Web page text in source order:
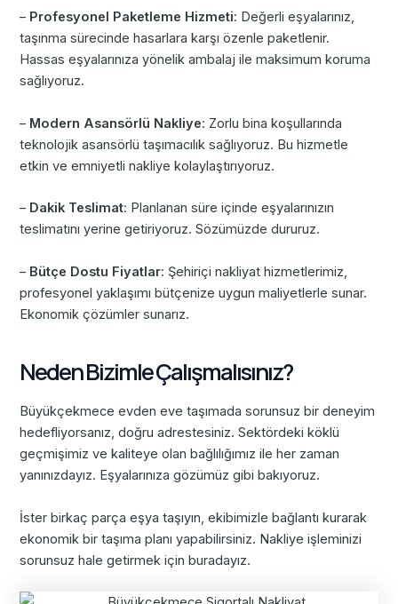
– Profesyonel Paketleme Hizmeti: Değerli eşyalarınız,
taşınma sürecinde hasarlara karşı özenle paketlenir.
Hassas eşyalarınıza yönelik ambalaj ile maksimum koruma
sağlıyoruz.
– Modern Asansörlü Nakliye: Zorlu bina koşullarında
teknolojik asansörlü taşımacılık sağlıyoruz. Bu hizmetle
etkin ve emniyetli nakliye kolaylaştırıyoruz.
– Dakik Teslimat: Planlanan süre içinde eşyalarınızın
teslimatını yerine getiriyoruz. Sözümüzde dururuz.
– Bütçe Dostu Fiyatlar: Şehiriçi nakliyat hizmetlerimiz,
profesyonel yaklaşımı bütçenize uygun maliyetlerle sunar.
Ekonomik çözümler sunarız.
Neden Bizimle Çalışmalısınız?
Büyükçekmece evden eve taşımada sorunsuz bir deneyim
hedefliyorsanız, doğru adrestesiniz. Sektördeki köklü
geçmişimiz ve kaliteye olan bağlılığımız ile her zaman
yanınızdayız. Eşyalarınıza gözümüz gibi bakıyoruz.
İster birkaç parça eşya taşıyın, ekibimizle bağlantı kurarak
ekonomik bir taşıma planı yapabilirsiniz. Nakliye işleminizi
sorunsuz hale getirmek için buradayız.